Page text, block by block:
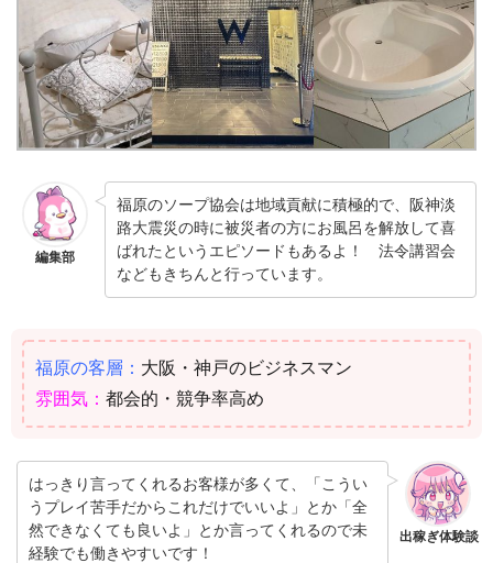
編集部
福原のソープ協会は地域貢献に積極的で、阪神淡
路大震災の時に被災者の方にお風呂を解放して喜
ばれたというエピソードもあるよ！ 法令講習会
などもきちんと行っています。
福原の客層： 大阪・神戸のビジネスマン
雰囲気： 都会的・競争率高め
出稼ぎ体験談
はっきり言ってくれるお客様が多くて、「こうい
うプレイ苦手だからこれだけでいいよ」とか「全
然できなくても良いよ」とか言ってくれるので未
経験でも働きやすいです！